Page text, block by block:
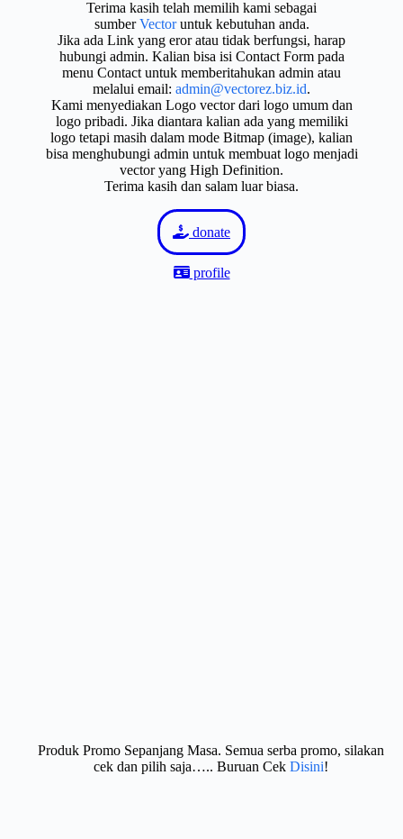
Terima kasih telah memilih kami sebagai
sumberVectoruntuk kebutuhan anda.
Jika ada Link yang eror atau tidak berfungsi, harap
hubungi admin. Kalian bisa isi Contact Form pada
menu Contact untuk memberitahukan admin atau
melalui email: admin@vectorez.biz.id.
Kami menyediakan Logo vector dari logo umum dan
logo pribadi. Jika diantara kalian ada yang memiliki
logo tetapi masih dalam mode Bitmap (image), kalian
bisa menghubungi admin untuk membuat logo menjadi
vector yang High Definition.
Terima kasih dan salam luar biasa.
donate
profile
Produk Promo Sepanjang Masa. Semua serba promo, silakan
cek dan pilih saja….. Buruan Cek Disini!